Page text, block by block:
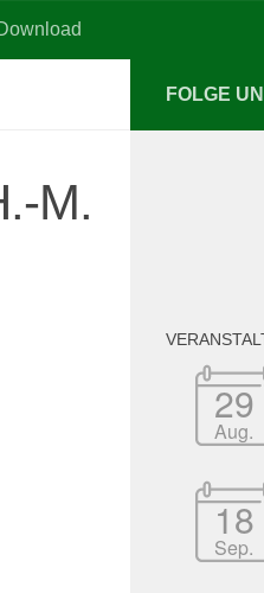
M.
FOLGE
29
Aug.
18
Sep.